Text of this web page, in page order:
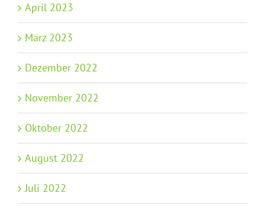
April 2023
März 2023
Dezember 2022
November 2022
Oktober 2022
August 2022
Juli 2022